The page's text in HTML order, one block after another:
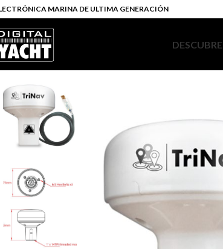
MARINA DE ULTIMA GENERACIÓN
DESCUBRE